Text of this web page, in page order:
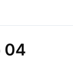
04